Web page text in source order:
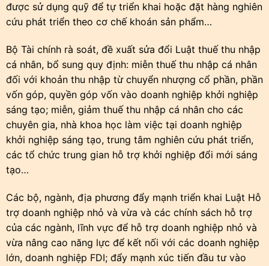
được sử dụng quỹ để tự triển khai hoặc đặt hàng nghiên
cứu phát triển theo cơ chế khoán sản phẩm…
Bộ Tài chính rà soát, đề xuất sửa đổi Luật thuế thu nhập
cá nhân, bổ sung quy định: miễn thuế thu nhập cá nhân
đối với khoản thu nhập từ chuyển nhượng cổ phần, phần
vốn góp, quyền góp vốn vào doanh nghiệp khởi nghiệp
sáng tạo; miễn, giảm thuế thu nhập cá nhân cho các
chuyên gia, nhà khoa học làm việc tại doanh nghiệp
khởi nghiệp sáng tạo, trung tâm nghiên cứu phát triển,
các tổ chức trung gian hỗ trợ khởi nghiệp đổi mới sáng
tạo…
Các bộ, ngành, địa phương đẩy mạnh triển khai Luật Hỗ
trợ doanh nghiệp nhỏ và vừa và các chính sách hỗ trợ
của các ngành, lĩnh vực để hỗ trợ doanh nghiệp nhỏ và
vừa nâng cao năng lực để kết nối với các doanh nghiệp
lớn, doanh nghiệp FDI; đẩy mạnh xúc tiến đầu tư vào